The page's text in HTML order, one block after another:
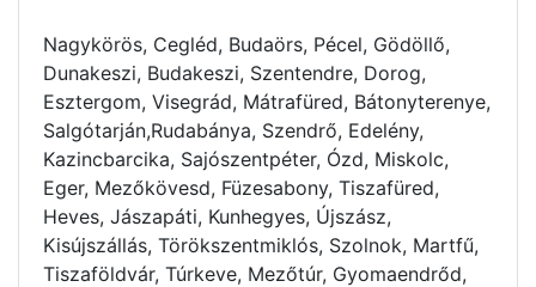
Nagykörös, Cegléd, Budaörs, Pécel, Gödöllő,
Dunakeszi, Budakeszi, Szentendre, Dorog,
Esztergom, Visegrád, Mátrafüred, Bátonyterenye,
Salgótarján,Rudabánya, Szendrő, Edelény,
Kazincbarcika, Sajószentpéter, Ózd, Miskolc,
Eger, Mezőkövesd, Füzesabony, Tiszafüred,
Heves, Jászapáti, Kunhegyes, Újszász,
Kisújszállás, Törökszentmiklós, Szolnok, Martfű,
Tiszaföldvár, Túrkeve, Mezőtúr, Gyomaendrőd,